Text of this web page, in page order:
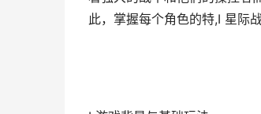
此，掌握每个角色的特,I 星际